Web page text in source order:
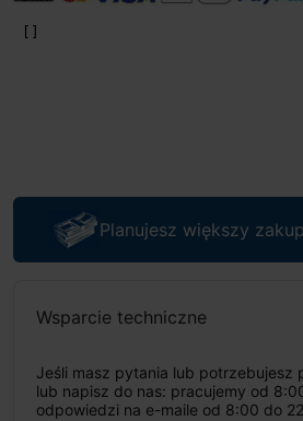
Planujesz większy
Wsparcie techniczne
Jeśli masz pytania lub potrzebujesz
lub napisz do nas: pracujemy od
odpowiedzi na e-maile od 8:00 do